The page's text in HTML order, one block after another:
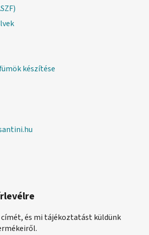
készítése
címét, és mi tájékoztatást küldünk